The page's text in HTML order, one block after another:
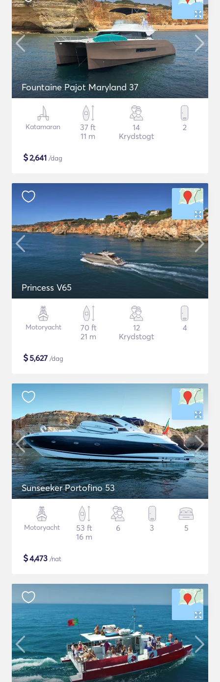
Fountaine Pajot Maryland 37
Katamaran
37 ft
11 m
14
Krydstogt
2
$2,641 /dag
Princess V65
Motoryacht
70 ft
21 m
12
Krydstogt
4
$5,627 /dag
Sunseeker Portofino 53
Motoryacht
53 ft
16 m
6 3 5
$4,473 /nat